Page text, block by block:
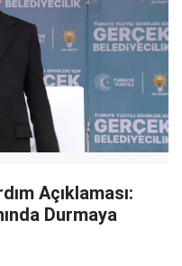
Açıklaması:
Durmaya